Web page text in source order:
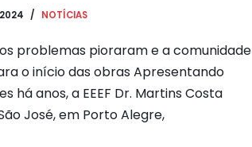
NOTÍCIAS
problemas pioraram e a comunidade
o início das obras Apresentando
há anos, a EEEF Dr. Martins Costa
José, em Porto Alegre,